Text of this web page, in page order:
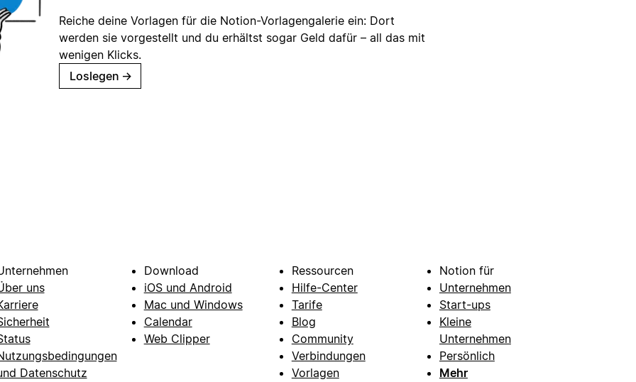
Reiche deine Vorlagen für die Notion-Vorlagengalerie ein: Dort
werden sie vorgestellt und du erhältst sogar Geld dafür – all das mit
wenigen Klicks.
Loslegen →
uns
Datenschutz
Download
iOS und Android
Mac und Windows
Calendar
Web Clipper
Ressourcen
Hilfe-Center
Tarife
Blog
Community
Verbindungen
Vorlagen
Notion für
Unternehmen
Start-ups
Kleine
Unternehmen
Persönlich
Mehr